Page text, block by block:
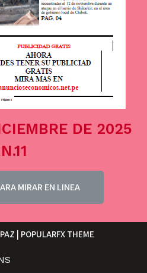
DE 2025
N.11
MIRAR EN LINEA
| POPULARFX THEME